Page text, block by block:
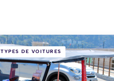
TYPES DE VOITURES